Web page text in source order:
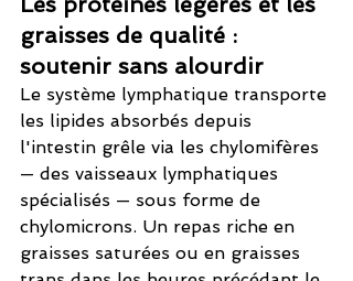
graisses de qualité :
soutenir sans alourdir
Le système lymphatique transporte
les lipides absorbés depuis
l'intestin grêle via les chylomifères
— des vaisseaux lymphatiques
spécialisés — sous forme de
chylomicrons. Un repas riche en
graisses saturées ou en graisses